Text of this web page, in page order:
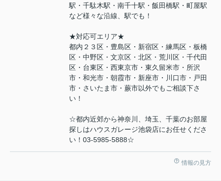
駅・千駄木駅・南千十駅・飯田橋駅・町屋駅
など様々な沿線、駅でも！
★対応可エリア★
都内２３区・豊島区・新宿区・練馬区・板橋
区・中野区・文京区・北区・荒川区・千代田
区・台東区・西東京市・東久留米市・所沢
市・和光市・朝霞市・新座市・川口市・戸田
市・さいたま市・蕨市以外でもご相談下さ
い！
☆都内近郊から神奈川、埼玉、千葉のお部屋
探しはハウスガレージ池袋店にお任せくださ
い！03-5985-5888☆
情報の見方